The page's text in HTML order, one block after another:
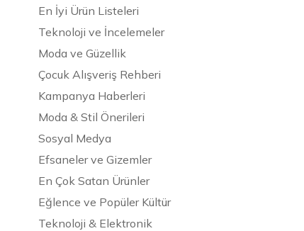
En İyi Ürün Listeleri
Teknoloji ve İncelemeler
Moda ve Güzellik
Çocuk Alışveriş Rehberi
Kampanya Haberleri
Moda & Stil Önerileri
Sosyal Medya
Efsaneler ve Gizemler
En Çok Satan Ürünler
Eğlence ve Popüler Kültür
Teknoloji & Elektronik